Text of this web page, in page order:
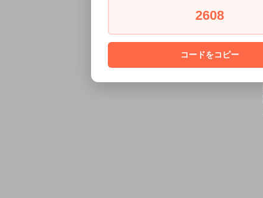
2608
コードをコピー